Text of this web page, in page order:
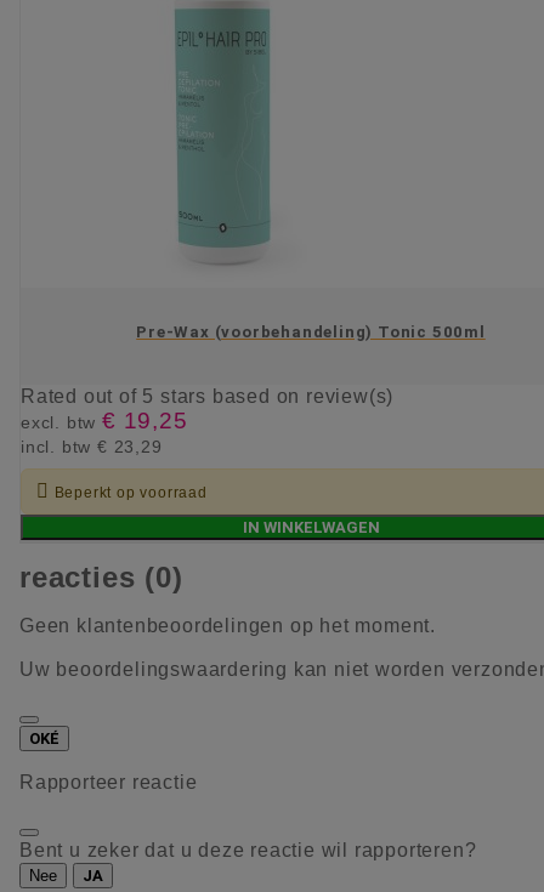
Pre-Wax (voorbehandeling) Tonic 500ml
Rated out of 5 stars based on review(s)
excl. btw € 19,25
incl. btw € 23,29
 Beperkt op voorraad
IN WINKELWAGEN
reacties (0)
Geen klantenbeoordelingen op het moment.
Uw beoordelingswaardering kan niet worden
OKÉ
Rapporteer reactie
Bent u zeker dat u deze reactie wil rapporteren?
Nee JA